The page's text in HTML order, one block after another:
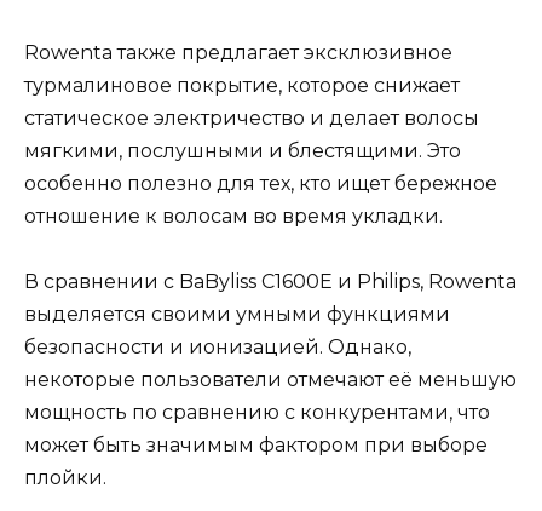
Rowenta также предлагает эксклюзивное
турмалиновое покрытие, которое снижает
статическое электричество и делает волосы
мягкими, послушными и блестящими. Это
особенно полезно для тех, кто ищет бережное
отношение к волосам во время укладки.
В сравнении с BaByliss C1600E и Philips, Rowenta
выделяется своими умными функциями
безопасности и ионизацией. Однако,
некоторые пользователи отмечают её меньшую
мощность по сравнению с конкурентами, что
может быть значимым фактором при выборе
плойки.